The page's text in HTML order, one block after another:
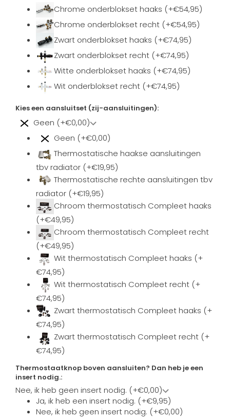
Chrome onderblokset haaks (+€54,95)
Chrome onderblokset recht (+€54,95)
Zwart onderblokset haaks (+€74,95)
Zwart onderblokset recht (+€74,95)
Witte onderblokset haaks (+€74,95)
Wit onderblokset recht (+€74,95)
Kies een aansluitset (zij-aansluitingen):
Geen (+€0,00)
Geen (+€0,00)
Thermostatische haakse aansluitingen
tbv radiator (+€19,95)
Thermostatische rechte aansluitingen tbv
radiator (+€19,95)
Chroom thermostatisch Compleet haaks
(+€49,95)
Chroom thermostatisch Compleet recht
(+€49,95)
Wit thermostatisch Compleet haaks (+
€74,95)
Wit thermostatisch Compleet recht (+
€74,95)
Zwart thermostatisch Compleet haaks (+
€74,95)
Zwart thermostatisch Compleet recht (+
€74,95)
Thermostaatknop boven aansluiten? Dan heb je een
insert nodig.:
Nee, ik heb geen insert nodig. (+€0,00)
Ja, ik heb een insert nodig. (+€9,95)
Nee, ik heb geen insert nodig. (+€0,00)